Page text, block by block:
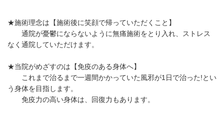
★施術理念は【施術後に笑顔で帰っていただくこと】
通院が憂鬱にならないように無痛施術をとり入れ、ストレス
なく通院していただけます。
★当院がめざすのは【免疫のある身体へ】
これまで治るまで一週間かかっていた風邪が1日で治った!とい
う身体を目指します。
免疫力の高い身体は、回復力もあります。